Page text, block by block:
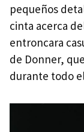
pequeños
cinta acerca
entroncara
de Donner,
durante todo